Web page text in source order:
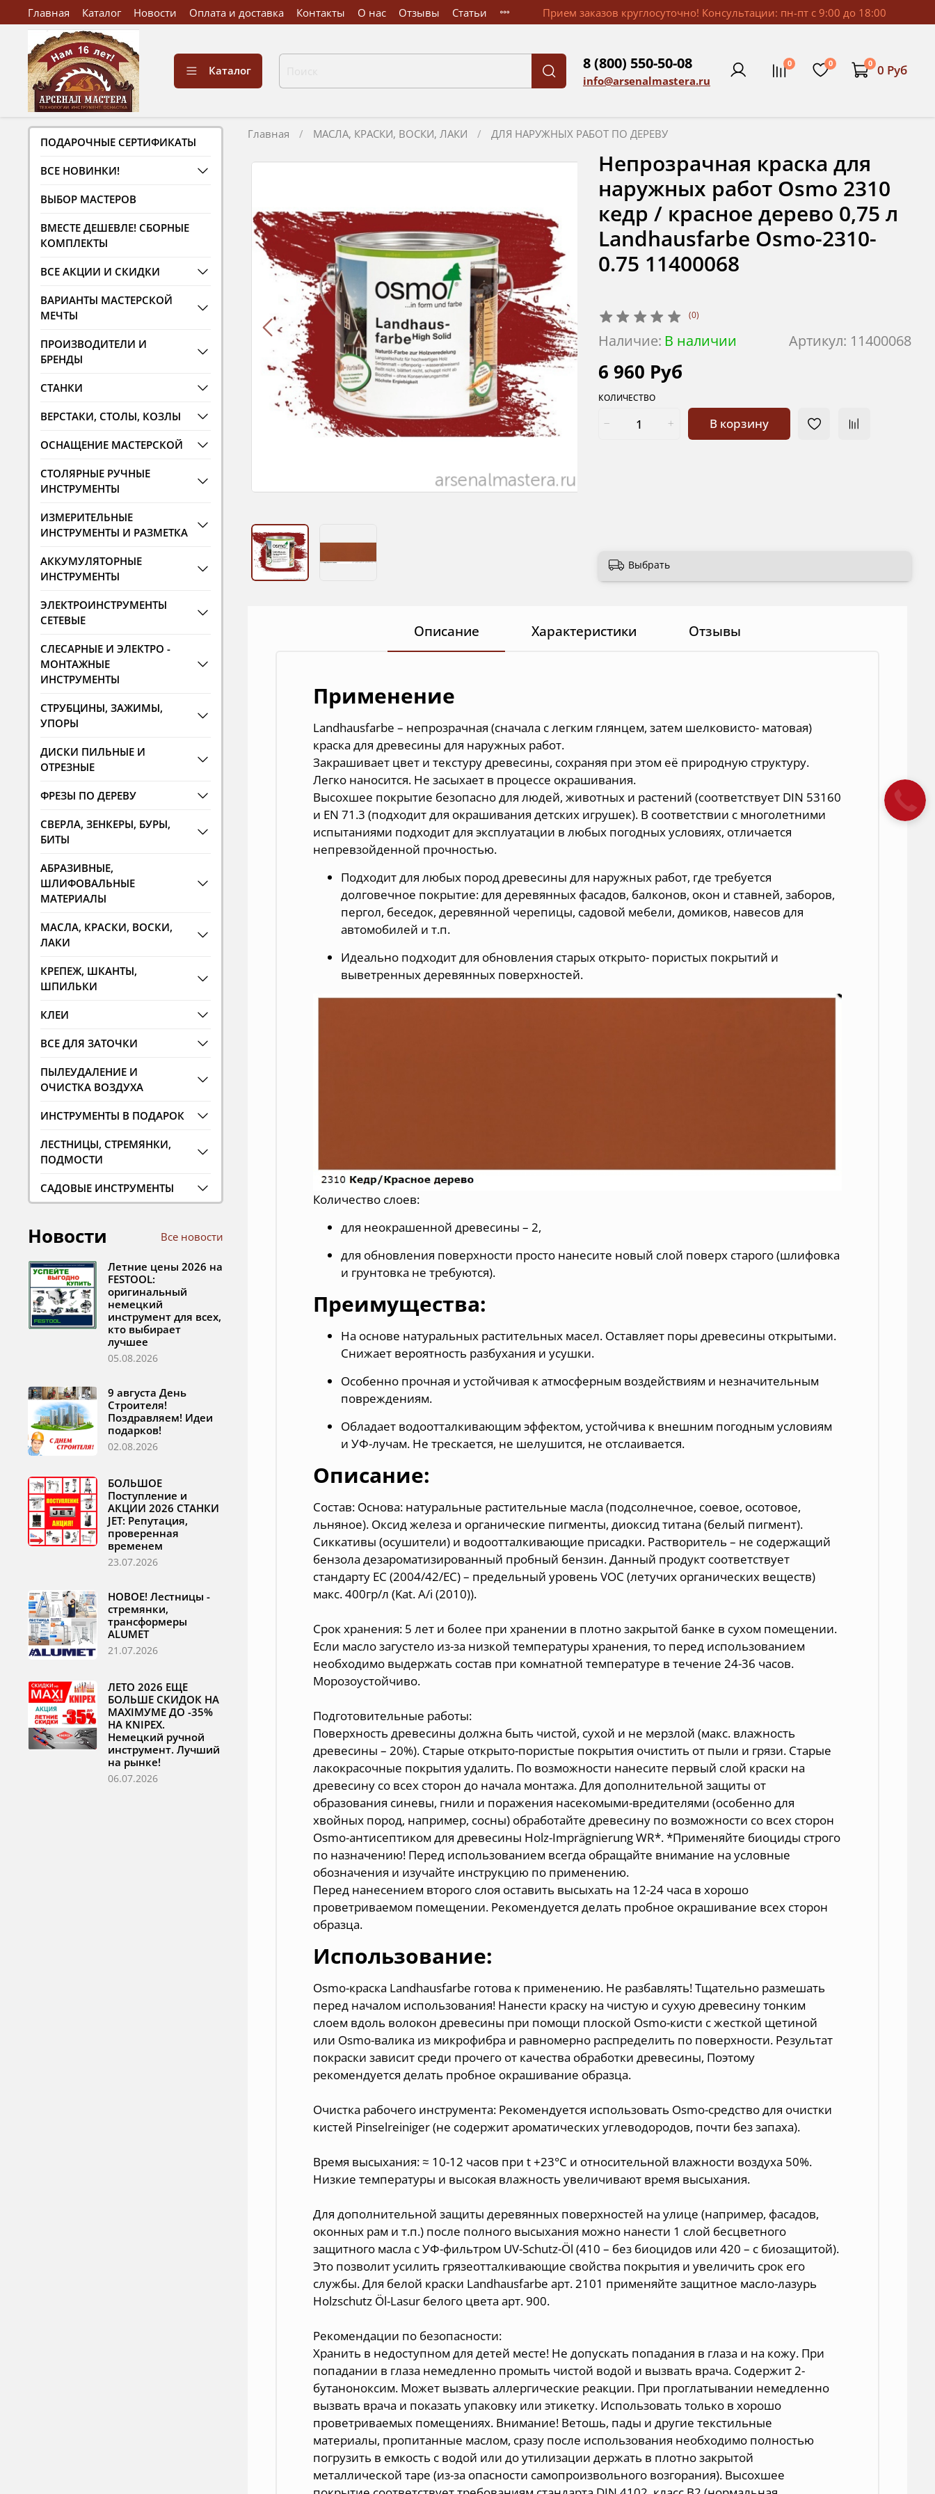
Главная Каталог Новости Оплата и доставка Контакты О нас Отзывы Статьи Прием заказов круглосуточно! Консультации: пн-пт с 9:00 до 18:00
Каталог 8 (800) 550-50-08
info@arsenalmastera.ru
0 0 0 0 Руб
Главная МАСЛА, КРАСКИ, ВОСКИ, ЛАКИ ДЛЯ НАРУЖНЫХ РАБОТ ПО ДЕРЕВУ
(0)
Артикул: 11400068
Наличие: В наличии
Непрозрачная краска для
наружных работ Osmo 2310
кедр / красное дерево 0,75 л
Landhausfarbe Osmo-2310-
0.75 11400068
6 960 Руб
КОЛИЧЕСТВО
В корзину
Выбрать
Описание Характеристики Отзывы
Применение
Landhausfarbe – непрозрачная (сначала с легким глянцем, затем шелковисто- матовая)
краска для древесины для наружных работ.
Закрашивает цвет и текстуру древесины, сохраняя при этом её природную структуру.
Легко наносится. Не засыхает в процессе окрашивания.
Высохшее покрытие безопасно для людей, животных и растений (соответствует DIN 53160
и EN 71.3 (подходит для окрашивания детских игрушек). В соответствии с многолетними
испытаниями подходит для эксплуатации в любых погодных условиях, отличается
непревзойденной прочностью.
Подходит для любых пород древесины для наружных работ, где требуется
долговечное покрытие: для деревянных фасадов, балконов, окон и ставней, заборов,
пергол, беседок, деревянной черепицы, садовой мебели, домиков, навесов для
автомобилей и т.п.
Идеально подходит для обновления старых открыто- пористых покрытий и
выветренных деревянных поверхностей.
Количество слоев:
для неокрашенной древесины – 2,
для обновления поверхности просто нанесите новый слой поверх старого (шлифовка
и грунтовка не требуются).
Преимущества:
На основе натуральных растительных масел. Оставляет поры древесины открытыми.
Снижает вероятность разбухания и усушки.
Особенно прочная и устойчивая к атмосферным воздействиям и незначительным
повреждениям.
Обладает водоотталкивающим эффектом, устойчива к внешним погодным условиям
и УФ-лучам. Не трескается, не шелушится, не отслаивается.
Описание:
Состав: Основа: натуральные растительные масла (подсолнечное, соевое, осотовое,
льняное). Оксид железа и органические пигменты, диоксид титана (белый пигмент).
Сиккативы (осушители) и водоотталкивающие присадки. Растворитель – не содержащий
бензола дезароматизированный пробный бензин. Данный продукт соответствует
стандарту EC (2004/42/EC) – предельный уровень VOC (летучих органических веществ)
макс. 400гр/л (Kat. A/i (2010)).
Срок хранения: 5 лет и более при хранении в плотно закрытой банке в сухом помещении.
Если масло загустело из-за низкой температуры хранения, то перед использованием
необходимо выдержать состав при комнатной температуре в течение 24-36 часов.
Морозоустойчиво.
Подготовительные работы:
Поверхность древесины должна быть чистой, сухой и не мерзлой (макс. влажность
древесины – 20%). Старые открыто-пористые покрытия очистить от пыли и грязи. Старые
лакокрасочные покрытия удалить. По возможности нанесите первый слой краски на
древесину со всех сторон до начала монтажа. Для дополнительной защиты от
образования синевы, гнили и поражения насекомыми-вредителями (особенно для
хвойных пород, например, сосны) обработайте древесину по возможности со всех сторон
Osmo-антисептиком для древесины Holz-Imprägnierung WR*. *Применяйте биоциды строго
по назначению! Перед использованием всегда обращайте внимание на условные
обозначения и изучайте инструкцию по применению.
Перед нанесением второго слоя оставить высыхать на 12-24 часа в хорошо
проветриваемом помещении. Рекомендуется делать пробное окрашивание всех сторон
образца.
Использование:
Osmo-краска Landhausfarbe готова к применению. Не разбавлять! Тщательно размешать
перед началом использования! Нанести краску на чистую и сухую древесину тонким
слоем вдоль волокон древесины при помощи плоской Osmo-кисти с жесткой щетиной
или Osmo-валика из микрофибра и равномерно распределить по поверхности. Результат
покраски зависит среди прочего от качества обработки древесины, Поэтому
рекомендуется делать пробное окрашивание образца.
Очистка рабочего инструмента: Рекомендуется использовать Osmo-средство для очистки
кистей Pinselreiniger (не содержит ароматических углеводородов, почти без запаха).
Время высыхания: ≈ 10-12 часов при t +23°С и относительной влажности воздуха 50%.
Низкие температуры и высокая влажность увеличивают время высыхания.
Для дополнительной защиты деревянных поверхностей на улице (например, фасадов,
оконных рам и т.п.) после полного высыхания можно нанести 1 слой бесцветного
защитного масла с УФ-фильтром UV-Schutz-Öl (410 – без биоцидов или 420 – с биозащитой).
Это позволит усилить грязеотталкивающие свойства покрытия и увеличить срок его
службы. Для белой краски Landhausfarbe арт. 2101 применяйте защитное масло-лазурь
Holzschutz Öl-Lasur белого цвета арт. 900.
Рекомендации по безопасности:
Хранить в недоступном для детей месте! Не допускать попадания в глаза и на кожу. При
попадании в глаза немедленно промыть чистой водой и вызвать врача. Содержит 2-
бутаноноксим. Может вызвать аллергические реакции. При проглатывании немедленно
вызвать врача и показать упаковку или этикетку. Использовать только в хорошо
проветриваемых помещениях. Внимание! Ветошь, пады и другие текстильные
материалы, пропитанные маслом, сразу после использования необходимо полностью
погрузить в емкость с водой или до утилизации держать в плотно закрытой
металлической таре (из-за опасности самопроизвольного возгорания). Высохшее
ПОДАРОЧНЫЕ СЕРТИФИКАТЫ
ВСЕ НОВИНКИ!
ВЫБОР МАСТЕРОВ
ВМЕСТЕ ДЕШЕВЛЕ! СБОРНЫЕ
КОМПЛЕКТЫ
ВСЕ АКЦИИ И СКИДКИ
ВАРИАНТЫ МАСТЕРСКОЙ
МЕЧТЫ
ПРОИЗВОДИТЕЛИ И
БРЕНДЫ
СТАНКИ
ВЕРСТАКИ, СТОЛЫ, КОЗЛЫ
ОСНАЩЕНИЕ МАСТЕРСКОЙ
СТОЛЯРНЫЕ РУЧНЫЕ
ИНСТРУМЕНТЫ
ИЗМЕРИТЕЛЬНЫЕ
ИНСТРУМЕНТЫ И РАЗМЕТКА
АККУМУЛЯТОРНЫЕ
ИНСТРУМЕНТЫ
ЭЛЕКТРОИНСТРУМЕНТЫ
СЕТЕВЫЕ
СЛЕСАРНЫЕ И ЭЛЕКТРО -
МОНТАЖНЫЕ
ИНСТРУМЕНТЫ
СТРУБЦИНЫ, ЗАЖИМЫ,
УПОРЫ
ДИСКИ ПИЛЬНЫЕ И
ОТРЕЗНЫЕ
ФРЕЗЫ ПО ДЕРЕВУ
СВЕРЛА, ЗЕНКЕРЫ, БУРЫ,
БИТЫ
АБРАЗИВНЫЕ,
ШЛИФОВАЛЬНЫЕ
МАТЕРИАЛЫ
МАСЛА, КРАСКИ, ВОСКИ,
ЛАКИ
КРЕПЕЖ, ШКАНТЫ,
ШПИЛЬКИ
КЛЕИ
ВСЕ ДЛЯ ЗАТОЧКИ
ПЫЛЕУДАЛЕНИЕ И
ОЧИСТКА ВОЗДУХА
ИНСТРУМЕНТЫ В ПОДАРОК
ЛЕСТНИЦЫ, СТРЕМЯНКИ,
ПОДМОСТИ
САДОВЫЕ ИНСТРУМЕНТЫ
Новости Все новости
Летние цены 2026 на
FESTOOL:
оригинальный
немецкий
инструмент для всех,
кто выбирает
лучшее
05.08.2026
9 августа День
Строителя!
Поздравляем! Идеи
подарков!
02.08.2026
БОЛЬШОЕ
Поступление и
АКЦИИ 2026 СТАНКИ
JET: Репутация,
проверенная
временем
23.07.2026
НОВОЕ! Лестницы -
стремянки,
трансформеры
ALUMET
21.07.2026
ЛЕТО 2026 ЕЩЕ
БОЛЬШЕ СКИДОК НА
MAXIМУМЕ ДО -35%
НА KNIPEX.
Немецкий ручной
инструмент. Лучший
на рынке!
06.07.2026